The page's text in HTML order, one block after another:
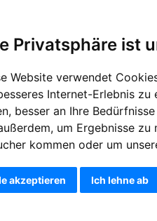
Privatsphäre ist
Website verwendet
Internet-Erlebnis
besser an Ihre
um Ergebnisse zu
kommen oder um
akzeptieren Ich lehne ab